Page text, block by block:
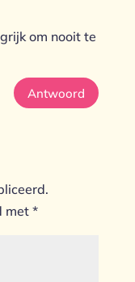
om nooit te
Antwoord
met *